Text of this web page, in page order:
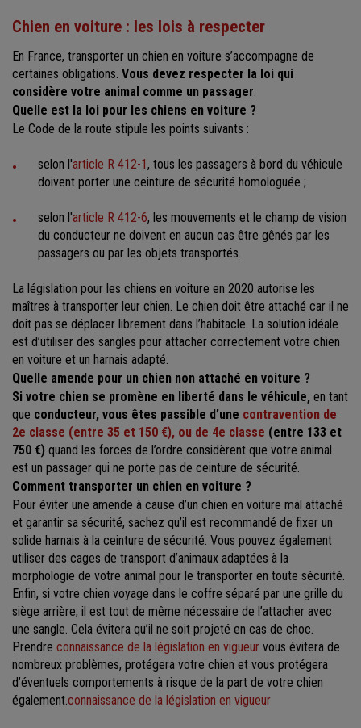
Chien en voiture : les lois à respecter
En France, transporter un chien en voiture s’accompagne de
certaines obligations. Vous devez respecter la loi qui
considère votre animal comme un passager.
Quelle est la loi pour les chiens en voiture ?
Le Code de la route stipule les points suivants :
selon l'article R 412-1 , tous les passagers à bord du véhicule
doivent porter une ceinture de sécurité homologuée ;
selon l'article R 412-6, les mouvements et le champ de vision
du conducteur ne doivent en aucun cas être gênés par les
passagers ou par les objets transportés.
La législation pour les chiens en voiture en 2020 autorise les
maîtres à transporter leur chien. Le chien doit être attaché car il ne
doit pas se déplacer librement dans l’habitacle. La solution idéale
est d’utiliser des sangles pour attacher correctement votre chien
en voiture et un harnais adapté.
Quelle amende pour un chien non attaché en voiture ?
Si votre chien se promène en liberté dans le véhicule, en tant
que conducteur, vous êtes passible d’une contravention de
2e classe (entre 35 et 150 €), ou de 4e classe (entre 133 et
750 €) quand les forces de l’ordre considèrent que votre animal
est un passager qui ne porte pas de ceinture de sécurité.
Comment transporter un chien en voiture ?
Pour éviter une amende à cause d’un chien en voiture mal attaché
et garantir sa sécurité, sachez qu’il est recommandé de fixer un
solide harnais à la ceinture de sécurité. Vous pouvez également
utiliser des cages de transport d’animaux adaptées à la
morphologie de votre animal pour le transporter en toute sécurité.
Enfin, si votre chien voyage dans le coffre séparé par une grille du
siège arrière, il est tout de même nécessaire de l’attacher avec
une sangle. Cela évitera qu’il ne soit projeté en cas de choc.
Prendre connaissance de la législation en vigueur vous évitera de
nombreux problèmes, protégera votre chien et vous protégera
d’éventuels comportements à risque de la part de votre chien
également.connaissance de la législation en vigueur